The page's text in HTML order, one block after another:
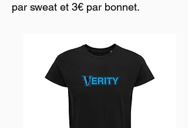
par sweat et 3€ par bonnet.